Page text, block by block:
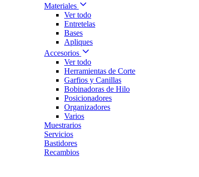
Materiales
Ver todo
Entretelas
Bases
Apliques
Accesorios
Ver todo
Herramientas de Corte
Garfios y Canillas
Bobinadoras de Hilo
Posicionadores
Organizadores
Varios
Muestrarios
Servicios
Bastidores
Recambios